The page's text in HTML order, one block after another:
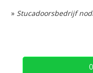
» Stucadoorsbedrijf